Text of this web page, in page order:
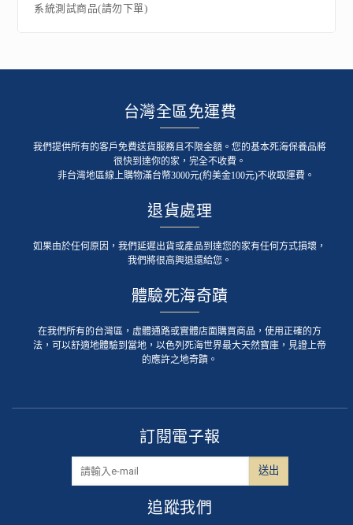
系統測試商品(請勿下單)
台灣全區免運費
我們提供所有的客戶免費送貨服務且不限金額。您的基本死海保養品將
很快到達你的家，完全不收費。
非台灣地區線上購物滿台幣3000元(約美金100元)不收取運費。
退貨處理
如果由於任何原因，我們延遲出貨或產品到達您的家有任何方式損壞，
我們將很高興退還給您。
體驗死海奇蹟
在我們所有的台灣區，虛體通路或實體店面購買商品，使用正確的方
法，可以舒適地體驗到當地，以色列死海世界最大天然寶庫，見證上帝
的應許之地奇蹟。
訂閱電子報
追蹤我們